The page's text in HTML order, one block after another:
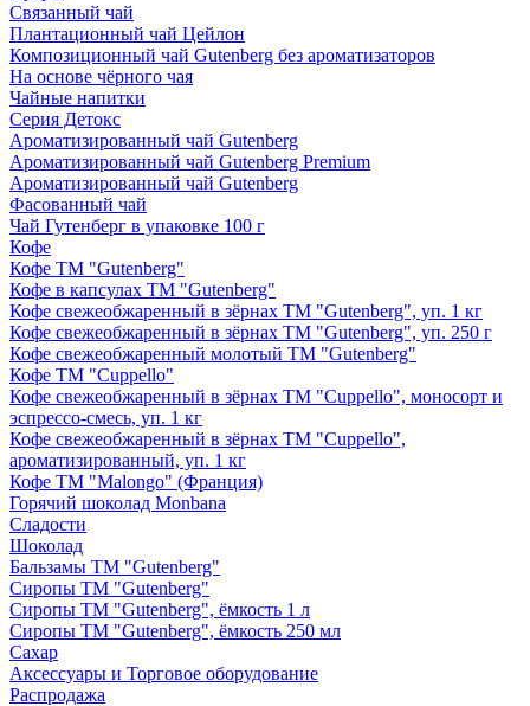
Связанный чай
Плантационный чай Цейлон
Композиционный чай Gutenberg без ароматизаторов
На основе чёрного чая
Чайные напитки
Серия Детокс
Ароматизированный чай Gutenberg
Ароматизированный чай Gutenberg Premium
Ароматизированный чай Gutenberg
Фасованный чай
Чай Гутенберг в упаковке 100 г
Кофе
Кофе ТМ "Gutenberg"
Кофе в капсулах ТМ "Gutenberg"
Кофе свежеобжаренный в зёрнах ТМ "Gutenberg", уп. 1 кг
Кофе свежеобжаренный в зёрнах ТМ "Gutenberg", уп. 250 г
Кофе свежеобжаренный молотый ТМ "Gutenberg"
Кофе ТМ "Cuppello"
Кофе свежеобжаренный в зёрнах ТМ "Cuppello", моносорт и
эспрессо-смесь, уп. 1 кг
Кофе свежеобжаренный в зёрнах ТМ "Cuppello",
ароматизированный, уп. 1 кг
Кофе ТМ "Malongo" (Франция)
Горячий шоколад Monbana
Сладости
Шоколад
Бальзамы ТМ "Gutenberg"
Сиропы ТМ "Gutenberg"
Сиропы ТМ "Gutenberg", ёмкость 1 л
Сиропы ТМ "Gutenberg", ёмкость 250 мл
Сахар
Аксессуары и Торговое оборудование
Распродажа